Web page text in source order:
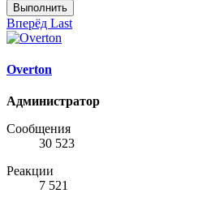
Выполнить
Вперёд Last
Overton
Администратор
Сообщения
30 523
Реакции
7 521